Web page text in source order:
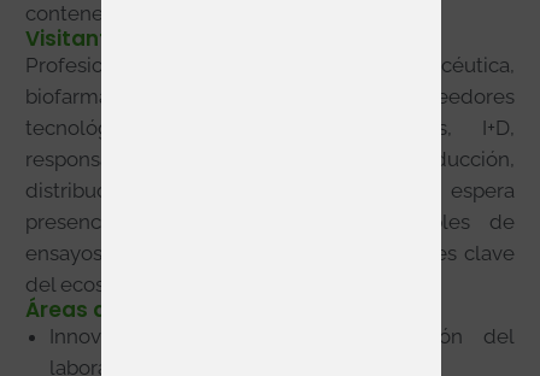
contenedores, mobiliario, etc.
Visitantes
Profesionales del sector industria farmacéutica,
biofarmacéutica, cosmética, proveedores
tecnológicos, laboratorios de análisis, I+D,
responsables de ingeniería, calidad, producción,
distribución y logística. También se espera
presencia de investigadores, responsables de
ensayos clínicos, reguladores y otros actores clave
del ecosistema
Áreas de interés
Innovación tecnológica y digitalización del
laboratorio.